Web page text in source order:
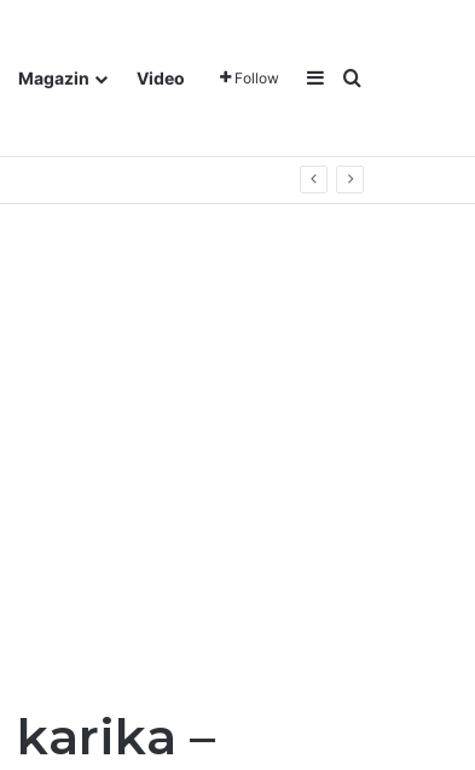
Magazin Video Follow Sidebar
Traži
–